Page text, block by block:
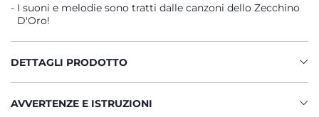
I suoni e melodie sono tratti dalle canzoni dello Zecchino
D'Oro!
DETTAGLI PRODOTTO
AVVERTENZE E ISTRUZIONI